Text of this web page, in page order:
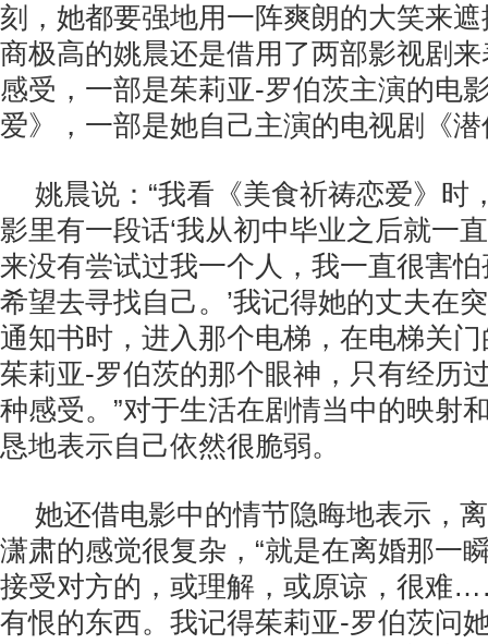
刻，她都要强地用一阵爽朗的大笑来
商极高的姚晨还是借用了两部影视剧
感受，一部是茱莉亚-罗伯茨主演的电
爱》，一部是她自己主演的电视剧《
姚晨说：“我看《美食祈祷恋爱》时
影里有一段话‘我从初中毕业之后就一
来没有尝试过我一个人，我一直很害
希望去寻找自己。’我记得她的丈夫在
通知书时，进入那个电梯，在电梯关
茱莉亚-罗伯茨的那个眼神，只有经历
种感受。”对于生活在剧情当中的映射
恳地表示自己依然很脆弱。
她还借电影中的情节隐晦地表示，
潇肃的感觉很复杂，“就是在离婚那一
接受对方的，或理解，或原谅，很难
有恨的东西。我记得茱莉亚-罗伯茨问